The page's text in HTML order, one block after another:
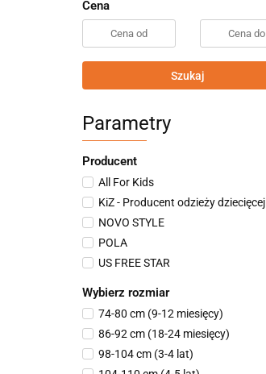
Cena
Szukaj
Parametry
Producent
All For Kids
KiZ - Producent odzieży dziecięcej
NOVO STYLE
POLA
US FREE STAR
Wybierz rozmiar
74-80 cm (9-12 miesięcy)
86-92 cm (18-24 miesięcy)
98-104 cm (3-4 lat)